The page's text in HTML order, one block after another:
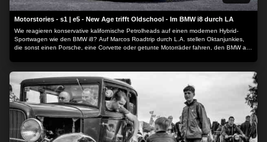
Motorstories - s1 | e5 - New Age trifft Oldschool - Im BMW i8 durch LA
Wie reagieren konservative kalifornische Petrolheads auf einen modernen Hybrid-
Sportwagen wie den BMW i8? Auf Marcos Roadtrip durch L.A. stellen Oktanjunkies,
die sonst einen Porsche, eine Corvette oder getunte Motorräder fahren, den BMW auf